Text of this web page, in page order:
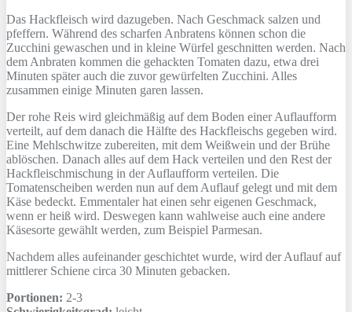
Das Hackfleisch wird dazugeben. Nach Geschmack salzen und
pfeffern. Während des scharfen Anbratens können schon die
Zucchini gewaschen und in kleine Würfel geschnitten werden. Nach
dem Anbraten kommen die gehackten Tomaten dazu, etwa drei
Minuten später auch die zuvor gewürfelten Zucchini. Alles
zusammen einige Minuten garen lassen.
Der rohe Reis wird gleichmäßig auf dem Boden einer Auflaufform
verteilt, auf dem danach die Hälfte des Hackfleischs gegeben wird.
Eine Mehlschwitze zubereiten, mit dem Weißwein und der Brühe
ablöschen. Danach alles auf dem Hack verteilen und den Rest der
Hackfleischmischung in der Auflaufform verteilen. Die
Tomatenscheiben werden nun auf dem Auflauf gelegt und mit dem
Käse bedeckt. Emmentaler hat einen sehr eigenen Geschmack,
wenn er heiß wird. Deswegen kann wahlweise auch eine andere
Käsesorte gewählt werden, zum Beispiel Parmesan.
Nachdem alles aufeinander geschichtet wurde, wird der Auflauf auf
mittlerer Schiene circa 30 Minuten gebacken.
Portionen: 2-3